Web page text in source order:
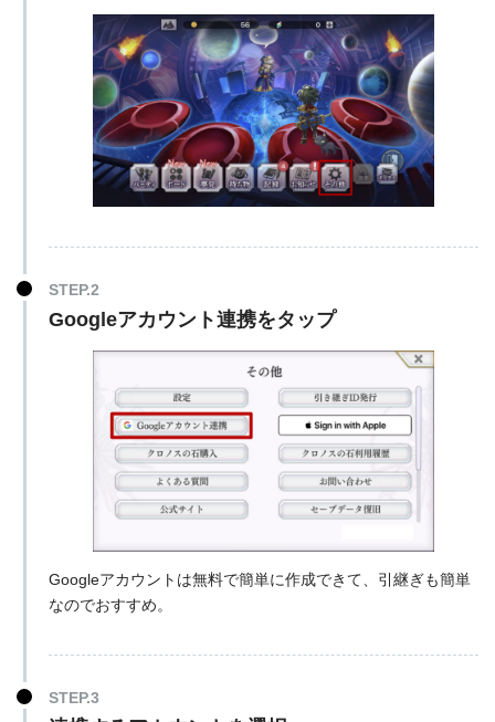
Googleアカウント連携をタップ
Googleアカウントは無料で簡単に作成できて、引継ぎも簡単
なのでおすすめ。